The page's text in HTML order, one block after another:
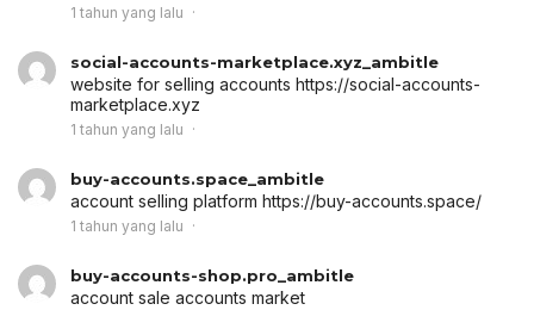
1 tahun yang lalu
social-accounts-marketplace.xyz_ambitle
website for selling accounts https://social-accounts-
marketplace.xyz
1 tahun yang lalu
buy-accounts.space_ambitle
account selling platform https://buy-accounts.space/
1 tahun yang lalu
buy-accounts-shop.pro_ambitle
account sale accounts market